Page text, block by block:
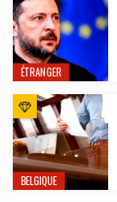
ÉTRANGER
BELGIQUE